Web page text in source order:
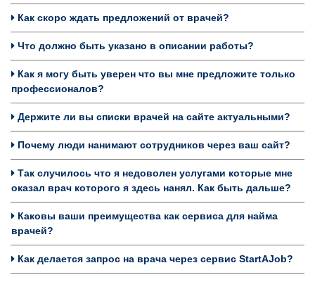
Как скоро ждать предложений от врачей?
Что должно быть указано в описании работы?
Как я могу быть уверен что вы мне предложите только
профессионалов?
Держите ли вы списки врачей на сайте актуальными?
Почему люди нанимают сотрудников через ваш сайт?
Так случилось что я недоволен услугами которые мне
оказал врач которого я здесь нанял. Как быть дальше?
Каковы ваши преимущества как сервиса для найма
врачей?
Как делается запрос на врача через сервис StartAJob?